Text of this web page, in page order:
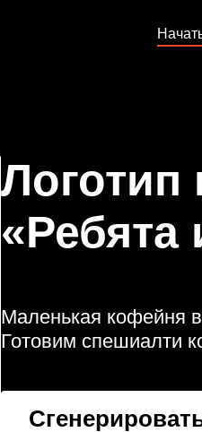
Логотип
«Ребята
Маленькая кофейня
Готовим спешиалти